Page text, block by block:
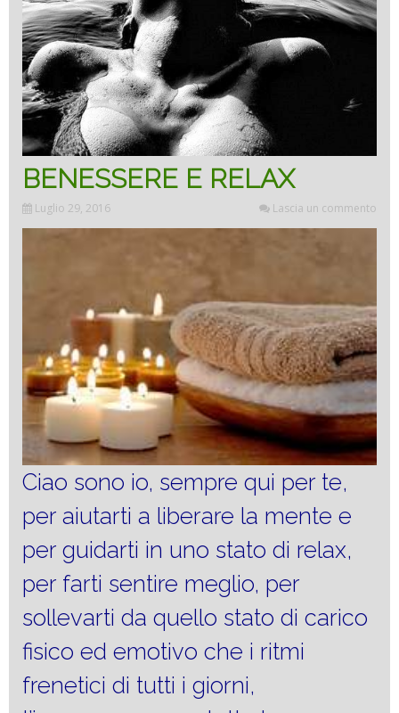
BENESSERE E RELAX
Luglio 29, 2016 Lascia un commento
Ciao sono io, sempre qui per te,
per aiutarti a liberare la mente e
per guidarti in uno stato di relax,
per farti sentire meglio, per
sollevarti da quello stato di carico
fisico ed emotivo che i ritmi
frenetici di tutti i giorni,